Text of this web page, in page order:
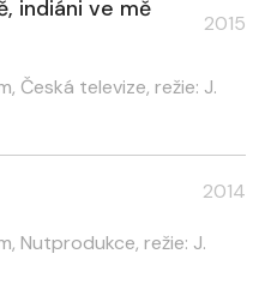
indiáni ve mě
2015
Česká televize, režie: J.
2014
Nutprodukce, režie: J.